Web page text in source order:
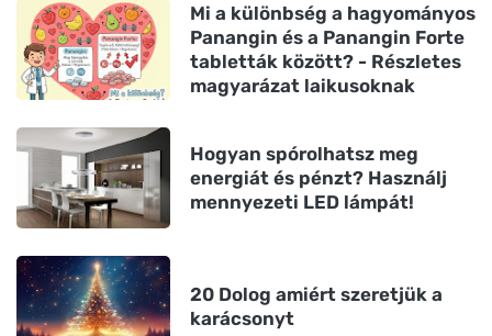
Mi a különbség a hagyományos
Panangin és a Panangin Forte
tabletták között? - Részletes
magyarázat laikusoknak
Hogyan spórolhatsz meg
energiát és pénzt? Használj
mennyezeti LED lámpát!
20 Dolog amiért szeretjük a
karácsonyt